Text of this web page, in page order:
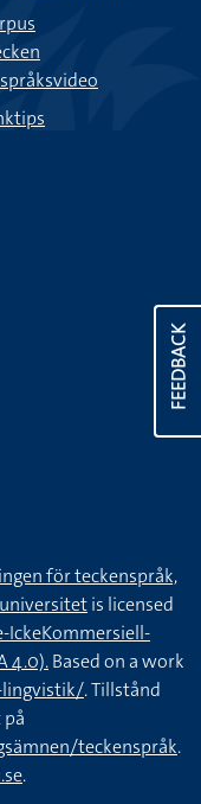
FEEDBACK
för teckenspråk,
is licensed
IckeKommersiell-
4.0).Based on a work
. Tillstånd
teckenspråk.
.